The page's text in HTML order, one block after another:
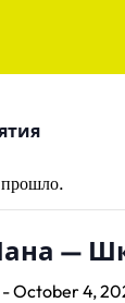
—
-October 4,